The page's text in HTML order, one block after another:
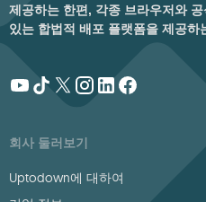
제공하는 한편, 각종 브라우저와
있는 합법적 배포 플랫폼을 제공하
회사 둘러보기
Uptodown에 대하여